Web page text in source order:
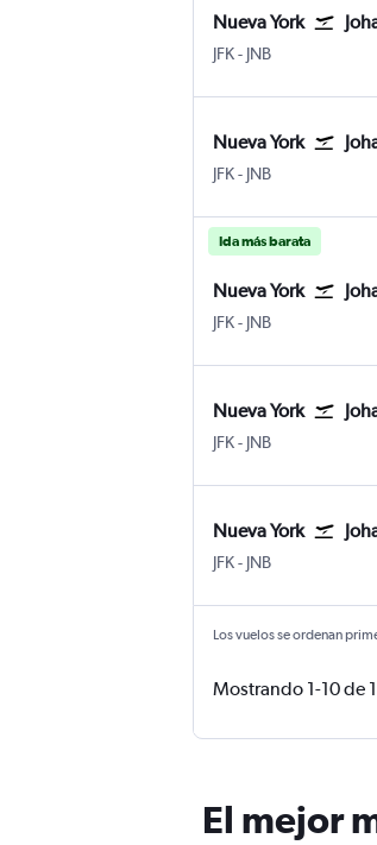
Nueva York
JFKNueva York
- JNB
Nueva York
JFKNueva York
- JNB
Ida más barata
Nueva York
JFKNueva York
- JNB
Nueva York
JFKNueva York
- JNB
Nueva York
JFKNueva York
- JNB
Los vuelos se ordenan
Mostrando 1-10 de
El mejor